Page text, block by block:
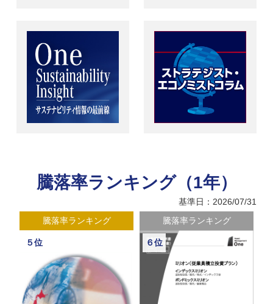
騰落率ランキング（1年）
基準日：2026/07/31
騰落率ランキング
５位
騰落率ランキング
６位